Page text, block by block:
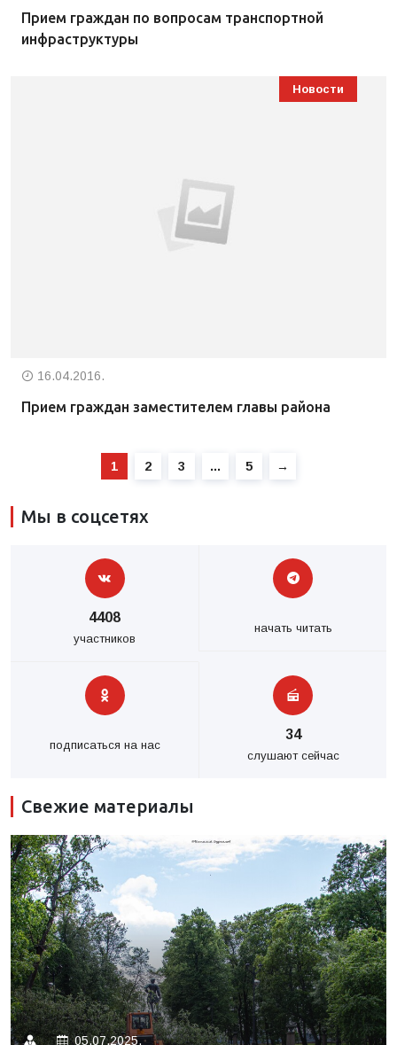
Прием граждан по вопросам транспортной
инфраструктуры
Новости
16.04.2016.
Прием граждан заместителем главы района
1 2 3 … 5 →
Мы в соцсетях
4408
участников
начать читать
подписаться на нас
34
слушают сейчас
Свежие материалы
05.07.2025.